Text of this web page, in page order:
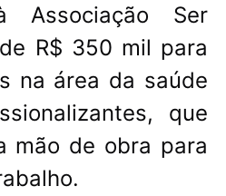
Associação Ser
R$ 350 mil para
na área da saúde
que
mão de obra para